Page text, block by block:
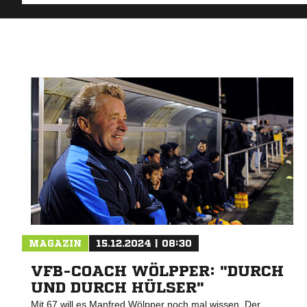
MAGAZIN 15.12.2024 | 08:30
VFB-COACH WÖLPPER: "DURCH
UND DURCH HÜLSER"
Mit 67 will es Manfred Wölpper noch mal wissen. Der